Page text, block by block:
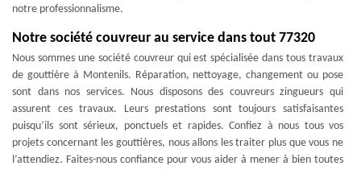
notre professionnalisme.
Notre société couvreur au service dans tout 77320
Nous sommes une société couvreur qui est spécialisée dans tous travaux
de gouttière à Montenils. Réparation, nettoyage, changement ou pose
sont dans nos services. Nous disposons des couvreurs zingueurs qui
assurent ces travaux. Leurs prestations sont toujours satisfaisantes
puisqu’ils sont sérieux, ponctuels et rapides. Confiez à nous tous vos
projets concernant les gouttières, nous allons les traiter plus que vous ne
l’attendiez. Faites-nous confiance pour vous aider à mener à bien toutes